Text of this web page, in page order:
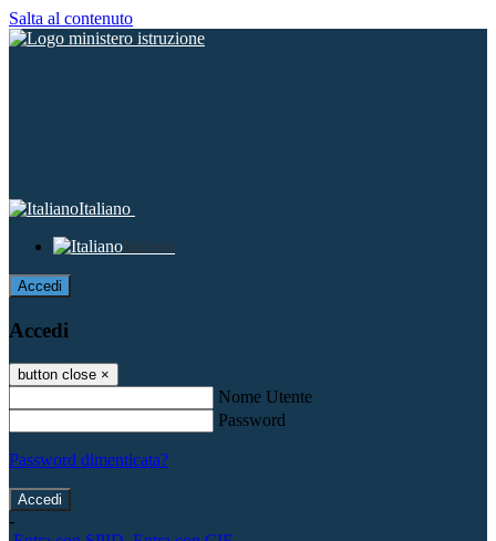
Salta al contenuto
Italiano
Italiano
Accedi
Accedi
button close ×
Nome Utente
Password
Password dimenticata?
-